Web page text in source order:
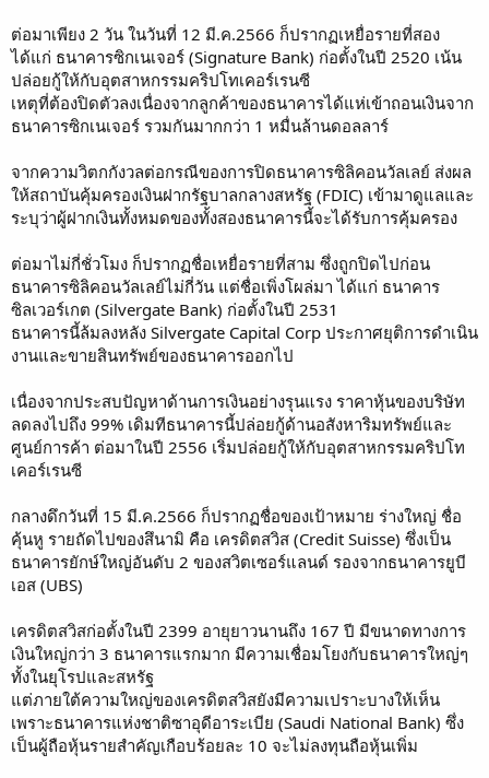
ต่อมาเพียง 2 วัน ในวันที่ 12 มี.ค.2566 ก็ปรากฏเหยื่อรายที่สอง
ได้แก่ ธนาคารซิกเนเจอร์ (Signature Bank) ก่อตั้งในปี 2520 เน้น
ปล่อยกู้ให้กับอุตสาหกรรมคริปโทเคอร์เรนซี
เหตุที่ต้องปิดตัวลงเนื่องจากลูกค้าของธนาคารได้แห่เข้าถอนเงินจาก
ธนาคารซิกเนเจอร์ รวมกันมากกว่า 1 หมื่นล้านดอลลาร์
จากความวิตกกังวลต่อกรณีของการปิดธนาคารซิลิคอนวัลเลย์ ส่งผล
ให้สถาบันคุ้มครองเงินฝากรัฐบาลกลางสหรัฐ (FDIC) เข้ามาดูแลและ
ระบุว่าผู้ฝากเงินทั้งหมดของทั้งสองธนาคารนี้จะได้รับการคุ้มครอง
ต่อมาไม่กี่ชั่วโมง ก็ปรากฏชื่อเหยื่อรายที่สาม ซึ่งถูกปิดไปก่อน
ธนาคารซิลิคอนวัลเลย์ไม่กี่วัน แต่ชื่อเพิ่งโผล่มา ได้แก่ ธนาคาร
ซิลเวอร์เกต (Silvergate Bank) ก่อตั้งในปี 2531
ธนาคารนี้ล้มลงหลัง Silvergate Capital Corp ประกาศยุติการดำเนิน
งานและขายสินทรัพย์ของธนาคารออกไป
เนื่องจากประสบปัญหาด้านการเงินอย่างรุนแรง ราคาหุ้นของบริษัท
ลดลงไปถึง 99% เดิมทีธนาคารนี้ปล่อยกู้ด้านอสังหาริมทรัพย์และ
ศูนย์การค้า ต่อมาในปี 2556 เริ่มปล่อยกู้ให้กับอุตสาหกรรมคริปโท
เคอร์เรนซี
กลางดึกวันที่ 15 มี.ค.2566 ก็ปรากฏชื่อของเป้าหมาย ร่างใหญ่ ชื่อ
คุ้นหู รายถัดไปของสึนามิ คือ เครดิตสวิส (Credit Suisse) ซึ่งเป็น
ธนาคารยักษ์ใหญ่อันดับ 2 ของสวิตเซอร์แลนด์ รองจากธนาคารยูบี
เอส (UBS)
เครดิตสวิสก่อตั้งในปี 2399 อายุยาวนานถึง 167 ปี มีขนาดทางการ
เงินใหญ่กว่า 3 ธนาคารแรกมาก มีความเชื่อมโยงกับธนาคารใหญ่ๆ
ทั้งในยุโรปและสหรัฐ
แต่ภายใต้ความใหญ่ของเครดิตสวิสยังมีความเปราะบางให้เห็น
เพราะธนาคารแห่งชาติซาอุดีอาระเบีย (Saudi National Bank) ซึ่ง
เป็นผู้ถือหุ้นรายสำคัญเกือบร้อยละ 10 จะไม่ลงทุนถือหุ้นเพิ่ม